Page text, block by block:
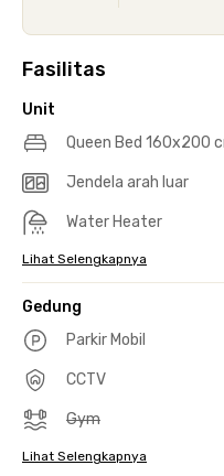
Fasilitas
Unit
Queen Bed 160x200
Jendela arah luar
Water Heater
Lihat Selengkapnya
Gedung
Parkir Mobil
CCTV
Gym
Lihat Selengkapnya